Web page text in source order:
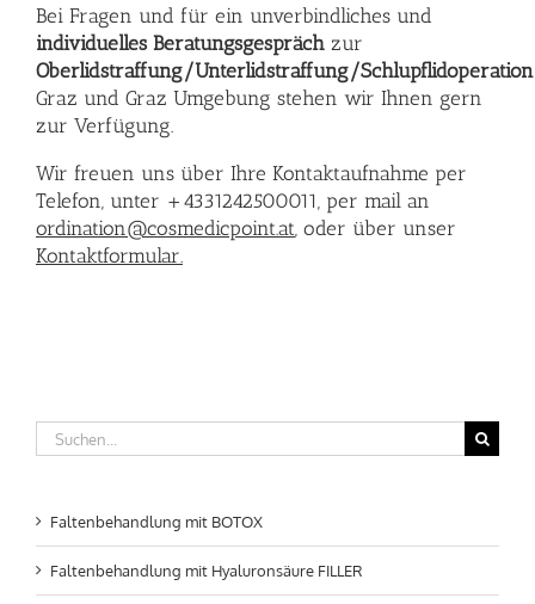
Bei Fragen und für ein unverbindliches und
individuelles Beratungsgesprächzur
Oberlidstraffung/Unterlidstraffung/Schlupflidoperation
Graz und Graz Umgebung stehen wir Ihnen gern
zur Verfügung.
Wir freuen uns über Ihre Kontaktaufnahme per
Telefon, unter +4331242500011, per mail an
ordination@cosmedicpoint.at,oder über unser
Kontaktformular.
Suche
nach:
Faltenbehandlung mit BOTOX
Faltenbehandlung mit Hyaluronsäure FILLER